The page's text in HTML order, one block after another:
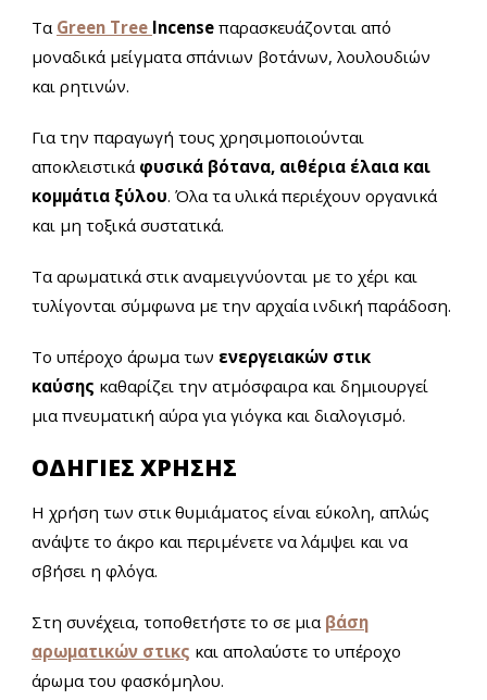
Τα Green Tree Incense παρασκευάζονται από
μοναδικά μείγματα σπάνιων βοτάνων, λουλουδιών
και ρητινών.
Για την παραγωγή τους χρησιμοποιούνται
αποκλειστικά φυσικά βότανα, αιθέρια έλαια και
κομμάτια ξύλου. Όλα τα υλικά περιέχουν οργανικά
και μη τοξικά συστατικά.
Τα αρωματικά στικ αναμειγνύονται με το χέρι και
τυλίγονται σύμφωνα με την αρχαία ινδική παράδοση.
Το υπέροχο άρωμα των ενεργειακών στικ
καύσης καθαρίζει την ατμόσφαιρα και δημιουργεί
μια πνευματική αύρα για γιόγκα και διαλογισμό.
ΟΔΗΓΙΕΣ ΧΡΗΣΗΣ
Η χρήση των στικ θυμιάματος είναι εύκολη, απλώς
ανάψτε το άκρο και περιμένετε να λάμψει και να
σβήσει η φλόγα.
Στη συνέχεια, τοποθετήστε το σε μια βάση
αρωματικών στικς και απολαύστε το υπέροχο
άρωμα του φασκόμηλου.